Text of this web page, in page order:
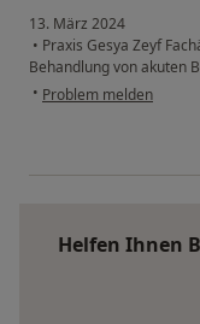
13. März 2024
• Praxis Gesya Zeyf
Behandlung von akuten
• Problem melden
Helfen Ihnen